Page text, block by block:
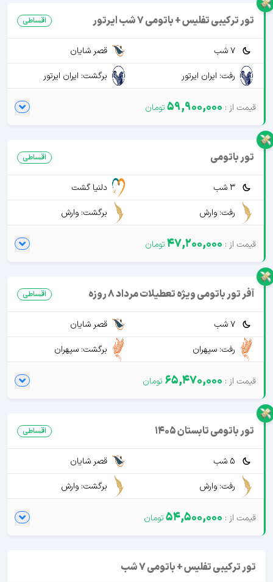
تور ترکیبی تفلیس + باتومی 7 شب ایرتور اقساطی
7 شب
قصر شایان
رفت: ایران ایرتور
برگشت: ایران ایرتور
59,900,000
تور باتومی اقساطی
3 شب
دلنیا گشت
رفت: وارش
برگشت: وارش
47,200,000
آفر تور باتومی ویژه تعطیلات مرداد 8 روزه اقساطی
7 شب
قصر شایان
رفت: سپهران
برگشت: سپهران
65,470,000
تور باتومی تابستان 1405 اقساطی
5 شب
قصر شایان
رفت: وارش
برگشت: وارش
54,500,000
تور ترکیبی تفلیس + باتومی 7 شب